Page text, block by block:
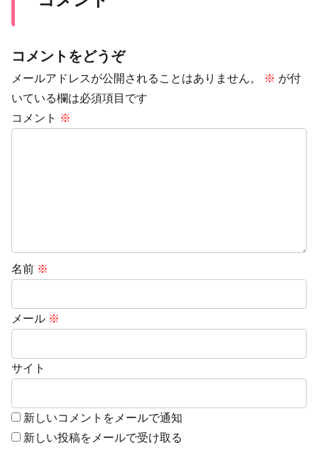
コメントをどうぞ
メールアドレスが公開されることはありません。 ※ が付
いている欄は必須項目です
コメント ※
名前 ※
メール ※
サイト
新しいコメントをメールで通知
新しい投稿をメールで受け取る